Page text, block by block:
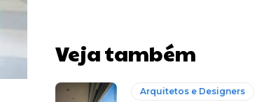
Veja também
Arquitetos e Designers